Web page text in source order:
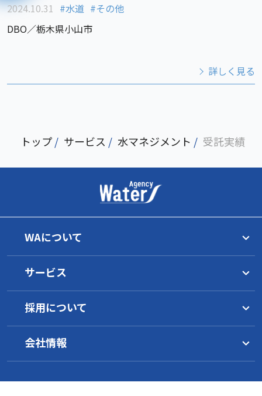
2024.10.31 水道
その他
DBO／栃木県小山市
詳しく見る
トップ / サービス / 水マネジメント / 受託実績
WAについて
トップメッセージ
理念
グループ一覧
WAの目指すもの
事業継続のために
サービス
水マネジメント
サービス概要
水環境について
海外事業
工業薬品
オゾン水／浄水器
オゾン水生成器
採用について
1分でわかるWA
WAの働き方
キャリアパス
採用要項
新卒採用
会社情報
会社概要
沿革